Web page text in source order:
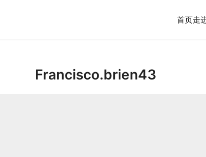
首页走
Francisco.brien43